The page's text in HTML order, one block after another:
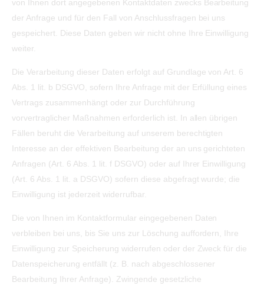
von Ihnen dort angegebenen Kontaktdaten zwecks Bearbeitung
der Anfrage und für den Fall von Anschlussfragen bei uns
gespeichert. Diese Daten geben wir nicht ohne Ihre Einwilligung
weiter.
Die Verarbeitung dieser Daten erfolgt auf Grundlage von Art. 6
Abs. 1 lit. b DSGVO, sofern Ihre Anfrage mit der Erfüllung eines
Vertrags zusammenhängt oder zur Durchführung
vorvertraglicher Maßnahmen erforderlich ist. In allen übrigen
Fällen beruht die Verarbeitung auf unserem berechtigten
Interesse an der effektiven Bearbeitung der an uns gerichteten
Anfragen (Art. 6 Abs. 1 lit. f DSGVO) oder auf Ihrer Einwilligung
(Art. 6 Abs. 1 lit. a DSGVO) sofern diese abgefragt wurde; die
Einwilligung ist jederzeit widerrufbar.
Die von Ihnen im Kontaktformular eingegebenen Daten
verbleiben bei uns, bis Sie uns zur Löschung auffordern, Ihre
Einwilligung zur Speicherung widerrufen oder der Zweck für die
Datenspeicherung entfällt (z. B. nach abgeschlossener
Bearbeitung Ihrer Anfrage). Zwingende gesetzliche